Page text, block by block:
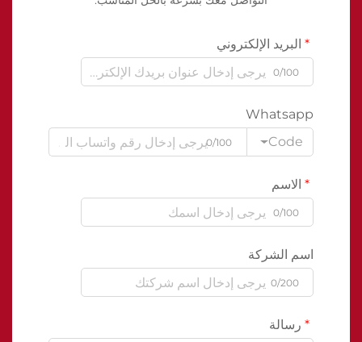
البريد الإلكتروني
0/100
Whatsapp
Code
0/100
الاسم
0/100
اسم الشركة
0/200
رسالة